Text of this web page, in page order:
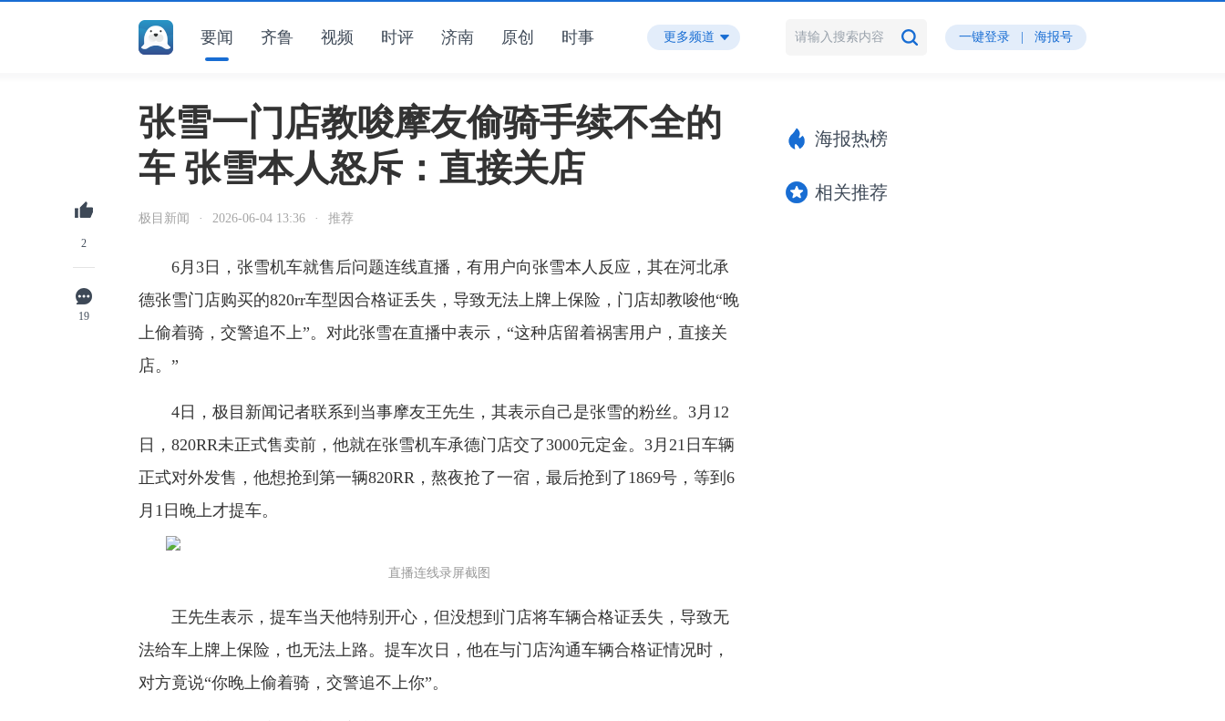
要闻 齐鲁 视频 时评 济南 原创 时事 更多频道 一键登录 海报号
2
19
张雪一门店教唆摩友偷骑手续不全的
车 张雪本人怒斥：直接关店
极目新闻 · 2026-06-04 13:36 · 推荐
6月3日，张雪机车就售后问题连线直播，有用户向张雪本人反应，其在河北承
德张雪门店购买的820rr车型因合格证丢失，导致无法上牌上保险，门店却教唆他“晚
上偷着骑，交警追不上”。对此张雪在直播中表示，“这种店留着祸害用户，直接关
店。”
4日，极目新闻记者联系到当事摩友王先生，其表示自己是张雪的粉丝。3月12
日，820RR未正式售卖前，他就在张雪机车承德门店交了3000元定金。3月21日车辆
正式对外发售，他想抢到第一辆820RR，熬夜抢了一宿，最后抢到了1869号，等到6
月1日晚上才提车。
直播连线录屏截图
王先生表示，提车当天他特别开心，但没想到门店将车辆合格证丢失，导致无
法给车上牌上保险，也无法上路。提车次日，他在与门店沟通车辆合格证情况时，
对方竟说“你晚上偷着骑，交警追不上你”。
海报热榜
相关推荐